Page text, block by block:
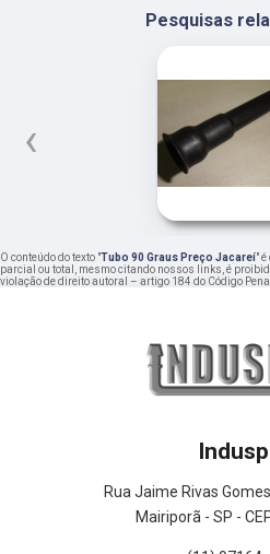
Pesquisas
‹
O conteúdo do texto "Tubo 90 Graus Preço Jacareí"
parcial ou total, mesmo citando nossos links, é
violação de direito autoral – artigo 184 do Código
Rua Jaime Rivas
Mairiporã - SP -